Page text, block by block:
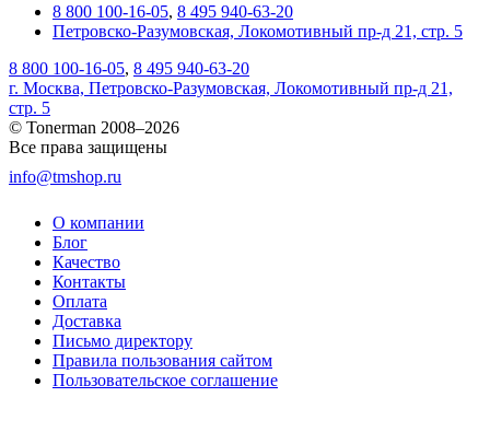
8 800 100-16-05, 8 495 940-63-20
Петровско-Разумовская, Локомотивный пр-д 21, стр. 5
8 800 100-16-05, 8 495 940-63-20
г. Москва, Петровско-Разумовская, Локомотивный пр-д 21,
стр. 5
© Tonerman 2008–2026
Все права защищены
info@tmshop.ru
О компании
Блог
Качество
Контакты
Оплата
Доставка
Письмо директору
Правила пользования сайтом
Пользовательское соглашение